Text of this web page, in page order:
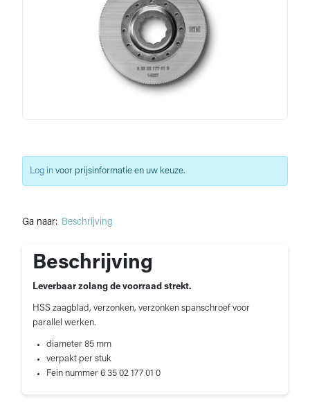
Ga naar: Beschrijving
Beschrijving
Leverbaar zolang de voorraad strekt.
HSS zaagblad, verzonken, verzonken spanschroef voor
parallel werken.
diameter 85 mm
verpakt per stuk
Fein nummer 6 35 02 177 01 0
Log in voor prijsinformatie en uw keuze.